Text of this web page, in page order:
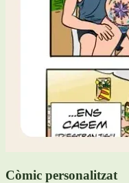
Còmic personalitzat